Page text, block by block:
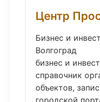
Центр
Бизнес и
Волгоград
бизнес и
справочник
объектов,
городской